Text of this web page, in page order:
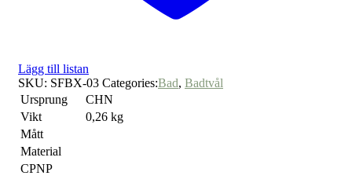
Lägg till listan
SKU: SFBX-03 Categories:Bad, Badtvål
Ursprung
CHN
Vikt
0,26 kg
Mått
Material
CPNP